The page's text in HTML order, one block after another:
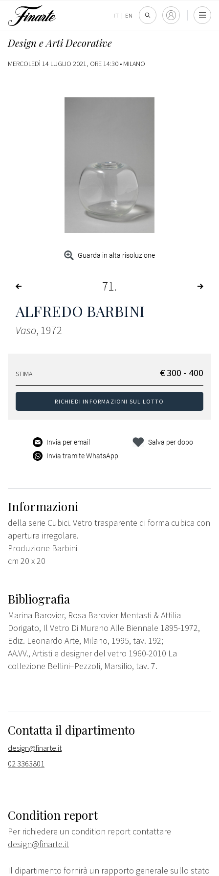
IT | EN
Design e Arti Decorative
MERCOLEDÌ 14 LUGLIO 2021, ORE 14:30 • MILANO
Guarda in alta risoluzione
71
ALFREDO BARBINI
Vaso, 1972
STIMA € 300 - 400
RICHIEDI INFORMAZIONI SUL LOTTO
Invia per email
Invia tramite WhatsApp
Salva per dopo
Informazioni
della serie Cubici. Vetro trasparente di forma cubica con
apertura irregolare.
Produzione Barbini
cm 20 x 20
Bibliografia
Marina Barovier, Rosa Barovier Mentasti & Attilia
Dorigato, Il Vetro Di Murano Alle Biennale 1895-1972,
Ediz. Leonardo Arte, Milano, 1995, tav. 192;
AA.VV., Artisti e designer del vetro 1960-2010 La
collezione Bellini–Pezzoli, Marsilio, tav. 7.
Contatta il dipartimento
design@finarte.it
02 3363801
Condition report
Per richiedere un condition report contattare
design@finarte.it
Il dipartimento fornirà un rapporto generale sullo stato